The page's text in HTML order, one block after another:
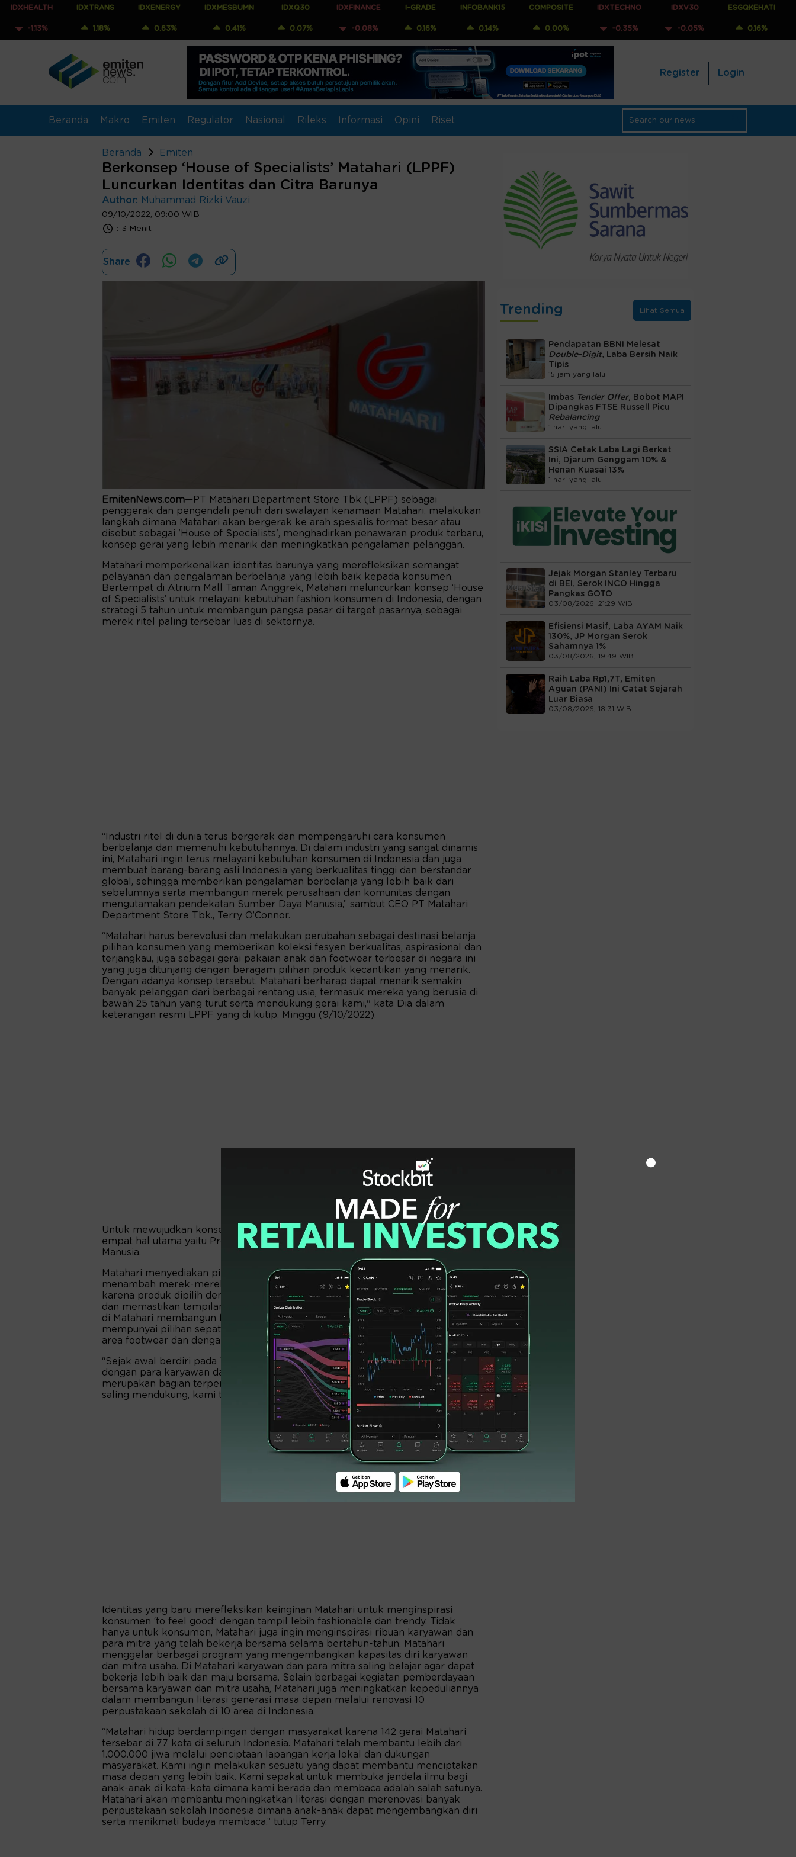
IDXTRANS
1.18%
IDXENERGY
0.63%
IDXMESBUMN IDXQ30
0.07%
IDXFINANCE
-0.08%
I-GRADE
0.16%
INFOBANK15
0.14%
COMPOSITE
0.00%
IDXTECHNO
-0.35%
IDXV30
-0.05%
ESGQKEHATI
0.16%
Register Login
Beranda Makro Emiten Regulator Nasional Rileks Informasi Opini Riset
Beranda Emiten
Berkonsep ‘House of Specialists’ Matahari (LPPF)
Luncurkan Identitas dan Citra Barunya
Author: Muhammad Rizki Vauzi
09/10/2022, 09:00 WIB
: 3 Menit
Share
EmitenNews.com—PT Matahari Department Store Tbk (LPPF) sebagai
penggerak dan pengendali penuh dari swalayan kenamaan Matahari, melakukan
langkah dimana Matahari akan bergerak ke arah spesialis format besar atau
disebut sebagai 'House of Specialists', menghadirkan penawaran produk terbaru,
konsep gerai yang lebih menarik dan meningkatkan pengalaman pelanggan.
Matahari memperkenalkan identitas barunya yang merefleksikan semangat
pelayanan dan pengalaman berbelanja yang lebih baik kepada konsumen.
Bertempat di Atrium Mall Taman Anggrek, Matahari meluncurkan konsep ‘House
of Specialists’ untuk melayani kebutuhan fashion konsumen di Indonesia, dengan
strategi 5 tahun untuk membangun pangsa pasar di target pasarnya, sebagai
merek ritel paling tersebar luas di sektornya.
“Industri ritel di dunia terus bergerak dan mempengaruhi cara konsumen
berbelanja dan memenuhi kebutuhannya. Di dalam industri yang sangat dinamis
ini, Matahari ingin terus melayani kebutuhan konsumen di Indonesia dan juga
membuat barang-barang asli Indonesia yang berkualitas tinggi dan berstandar
global, sehingga memberikan pengalaman berbelanja yang lebih baik dari
sebelumnya serta membangun merek perusahaan dan komunitas dengan
mengutamakan pendekatan Sumber Daya Manusia,” sambut CEO PT Matahari
Department Store Tbk., Terry O’Connor.
“Matahari harus berevolusi dan melakukan perubahan sebagai destinasi belanja
pilihan konsumen yang memberikan koleksi fesyen berkualitas, aspirasional dan
terjangkau, juga sebagai gerai pakaian anak dan footwear terbesar di negara ini
yang juga ditunjang dengan beragam pilihan produk kecantikan yang menarik.
Dengan adanya konsep tersebut, Matahari berharap dapat menarik semakin
banyak pelanggan dari berbagai rentang usia, termasuk mereka yang berusia di
bawah 25 tahun yang turut serta mendukung gerai kami," kata Dia dalam
keterangan resmi LPPF yang di kutip, Minggu (9/10/2022).
Untuk mewujudkan konsep ‘House of Specialists’ Matahari akan fokus kepada
empat hal utama yaitu Produk, Harga, Pengalaman Konsumen dan Sumber Daya
Manusia.
Matahari menyediakan pilihan produk fesyen yang sangat beragam dan terus
menambah merek-merek baru di semua kategori. Koleksinya aspirasional
karena produk dipilih dengan seksama berdasarkan tren, desain yang lebih baru,
dan memastikan tampilan penuh gaya yang dapat dikenakan sehari-hari. Koleksi
di Matahari membangun feel good dan percaya diri. Bagi konsumen yang ingin
mempunyai pilihan sepatu dan sandal yang lebih banyak, dapat mengunjungi
area footwear dan dengan leluasa memilih produk yang diinginkan.
“Sejak awal berdiri pada 1958, Matahari telah membangun hubungan yang kuat
dengan para karyawan dan mitra yang telah membesarkan kami. Para individu
merupakan bagian terpenting dari organisasi kami. Tanpa tim yang kuat dan
saling mendukung, kami tidak akan berdiri di sini hari ini,” tambah Terry.
Identitas yang baru merefleksikan keinginan Matahari untuk menginspirasi
konsumen ‘to feel good’’ dengan tampil lebih fashionable dan trendy. Tidak
hanya untuk konsumen, Matahari juga ingin menginspirasi ribuan karyawan dan
para mitra yang telah bekerja bersama selama bertahun-tahun. Matahari
menggelar berbagai program yang mengembangkan kapasitas diri karyawan
dan mitra usaha. Di Matahari karyawan dan para mitra saling belajar agar dapat
bekerja lebih baik dan maju bersama. Selain berbagai kegiatan pemberdayaan
bersama karyawan dan mitra usaha, Matahari juga meningkatkan kepeduliannya
dalam membangun literasi generasi masa depan melalui renovasi 10
perpustakaan sekolah di 10 area di Indonesia.
“Matahari hidup berdampingan dengan masyarakat karena 142 gerai Matahari
tersebar di 77 kota di seluruh Indonesia. Matahari telah membantu lebih dari
1.000.000 jiwa melalui penciptaan lapangan kerja lokal dan dukungan
masyarakat. Kami ingin melakukan sesuatu yang dapat membantu menciptakan
masa depan yang lebih baik. Kami sepakat untuk membuka jendela ilmu bagi
anak-anak di kota-kota dimana kami berada dan membaca adalah salah satunya.
Matahari akan membantu meningkatkan literasi dengan merenovasi banyak
perpustakaan sekolah Indonesia dimana anak-anak dapat mengembangkan diri
serta menikmati budaya membaca,” tutup Terry.
Trending Lihat Semua
Pendapatan BBNI Melesat
Double-Digit, Laba Bersih Naik
Tipis
15 jam yang lalu
Imbas Tender Offer, Bobot MAPI
Dipangkas FTSE Russell Picu
Rebalancing
1 hari yang lalu
SSIA Cetak Laba Lagi Berkat
Ini, Djarum Genggam 10% &
Henan Kuasai 13%
1 hari yang lalu
Jejak Morgan Stanley Terbaru
di BEI, Serok INCO Hingga
Pangkas GOTO
03/08/2026, 21:29 WIB
Efisiensi Masif, Laba AYAM Naik
130%, JP Morgan Serok
Sahamnya 1%
03/08/2026, 19:49 WIB
Raih Laba Rp1,7T, Emiten
Aguan (PANI) Ini Catat Sejarah
Luar Biasa
03/08/2026, 18:31 WIB